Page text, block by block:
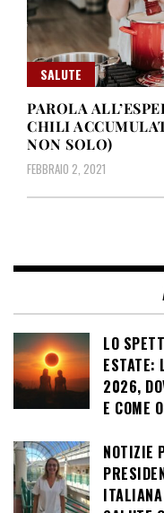
SALUTE
PAROLA
CHILI
NON SOLO)
FEBBRAIO 2, 2021
LO
ESTATE:
2026,
E COME
NOTIZIE